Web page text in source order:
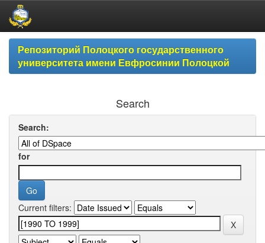
Skip
navigationРепозиторий Полоцкого государственного
университета имени Евфросинии Полоцкой
Search
Search:
for
Current filters: